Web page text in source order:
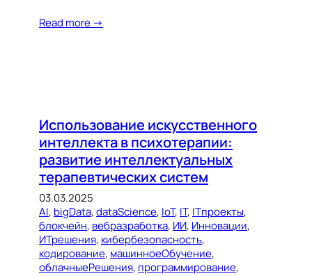
Read more →
Использование искусственного
интеллекта в психотерапии:
развитие интеллектуальных
терапевтических систем
03.03.2025
AI, bigData, dataScience, IoT, IT, ITпроекты
блокчейн, вебразработка, ИИ, Инновации
ИТрешения, кибербезопасность
кодирование, машинноеОбучение
облачныеРешения, программирование